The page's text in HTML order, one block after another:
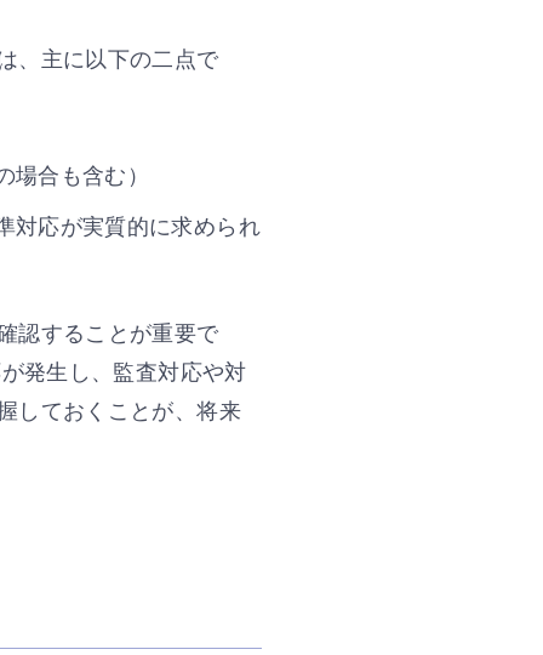
、主に以下の二点で
合も含む）
対応が実質的に求められ
認することが重要で
発生し、監査対応や対
しておくことが、将来